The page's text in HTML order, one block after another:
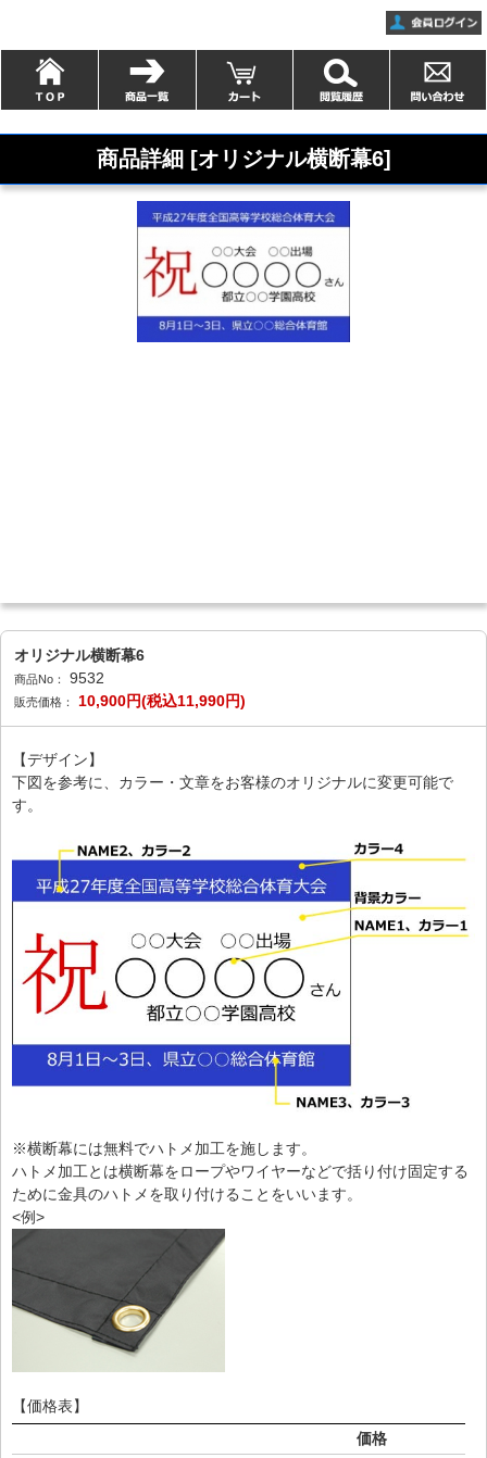
商品詳細 [オリジナル横断幕6]
オリジナル横断幕6
商品No： 9532
販売価格： 10,900円(税込11,990円)
【デザイン】
下図を参考に、カラー・文章をお客様のオリジナルに変更可能で
す。
※横断幕には無料でハトメ加工を施します。
ハトメ加工とは横断幕をロープやワイヤーなどで括り付け固定する
ために金具のハトメを取り付けることをいいます。
<例>
【価格表】
価格